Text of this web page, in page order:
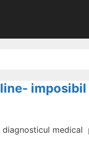
imposibil
medical